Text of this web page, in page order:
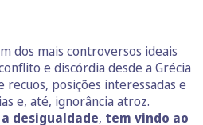
dos mais controversos ideais
e discórdia desde a Grécia
recuos, posições interessadas e
e, até, ignorância atroz.
a desigualdade, tem vindo ao